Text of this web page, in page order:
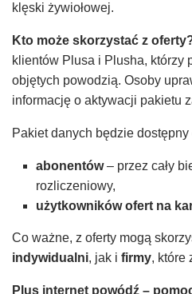
klęski żywiołowej.
Kto może skorzystać z
klientów Plusa i Plusha, którzy
objętych powodzią. Osoby
informację o aktywacji pakietu
Pakiet danych będzie dostępny
abonentów– przez cały
rozliczeniowy,
użytkowników ofert na
Co ważne, z oferty mogą
indywidualni, jak i firmy, które
Plus internet powódź –